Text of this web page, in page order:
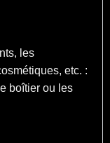
les
etc. :
boîtier ou les